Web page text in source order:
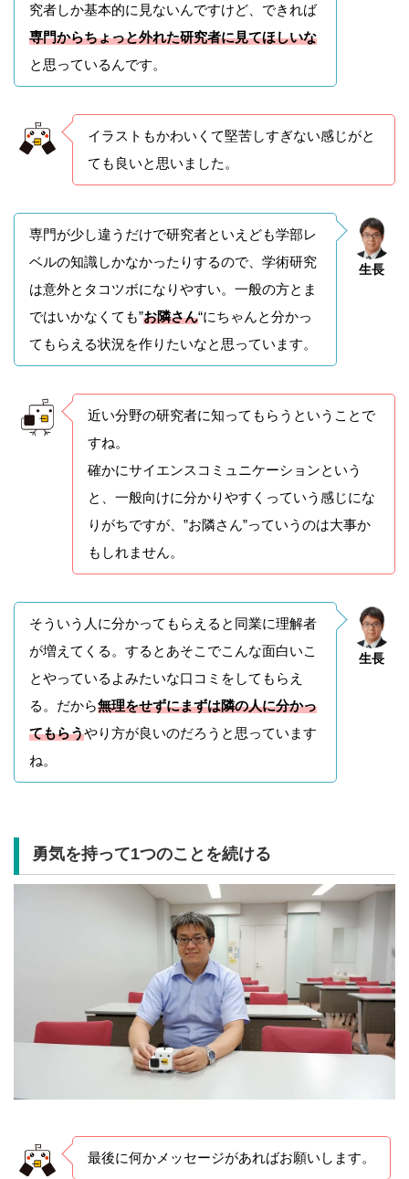
究者しか基本的に見ないんですけど、できれば
専門からちょっと外れた研究者に見てほしいな
と思っているんです。
イラストもかわいくて堅苦しすぎない感じがと
ても良いと思いました。
生長
専門が少し違うだけで研究者といえども学部レ
ベルの知識しかなかったりするので、学術研究
は意外とタコツボになりやすい。一般の方とま
ではいかなくても”お隣さん“にちゃんと分かっ
てもらえる状況を作りたいなと思っています。
近い分野の研究者に知ってもらうということで
すね。
確かにサイエンスコミュニケーションという
と、一般向けに分かりやすくっていう感じにな
りがちですが、”お隣さん”っていうのは大事か
もしれません。
生長
そういう人に分かってもらえると同業に理解者
が増えてくる。するとあそこでこんな面白いこ
とやっているよみたいな口コミをしてもらえ
る。だから無理をせずにまずは隣の人に分かっ
てもらうやり方が良いのだろうと思っています
ね。
勇気を持って1つのことを続ける
最後に何かメッセージがあればお願いします。